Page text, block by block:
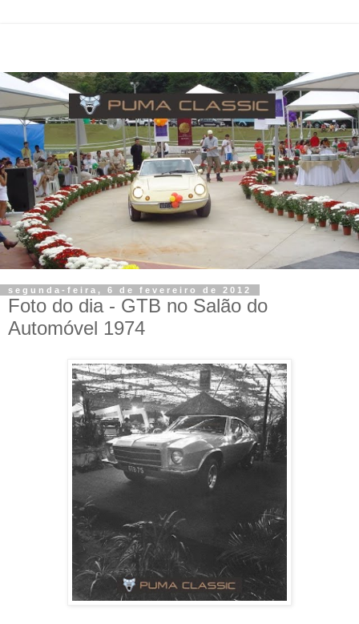
segunda-feira, 6 de fevereiro de 2012
Foto do dia - GTB no Salão do
Automóvel 1974